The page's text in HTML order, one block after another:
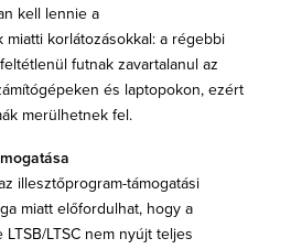
kell lennie a
korlátozásokkal: a régebbi
futnak zavartalanul az
és laptopokon, ezért
merülhetnek fel.
illesztőprogram-támogatási
miatt előfordulhat, hogy a
LTSC nem nyújt teljes